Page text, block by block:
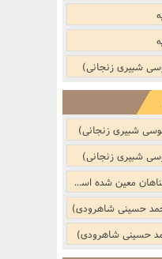
با لذّت
شبیری زنجانی)
شبیری زنجانی)
شبیری زنجانی)
احکام حدى که براى بعضى از گناهان معین شده است (آیت الله سید محمد حسینی شاهرودی)
حسینی شاهرودی)
حسینی شاهرودی)